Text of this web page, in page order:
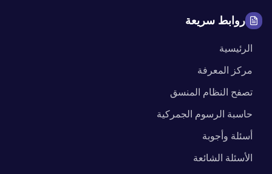
روابط سريعة
الرئيسية
مركز المعرفة
تصفح النظام المنسق
حاسبة الرسوم الجمركية
أسئلة وأجوبة
الأسئلة الشائعة